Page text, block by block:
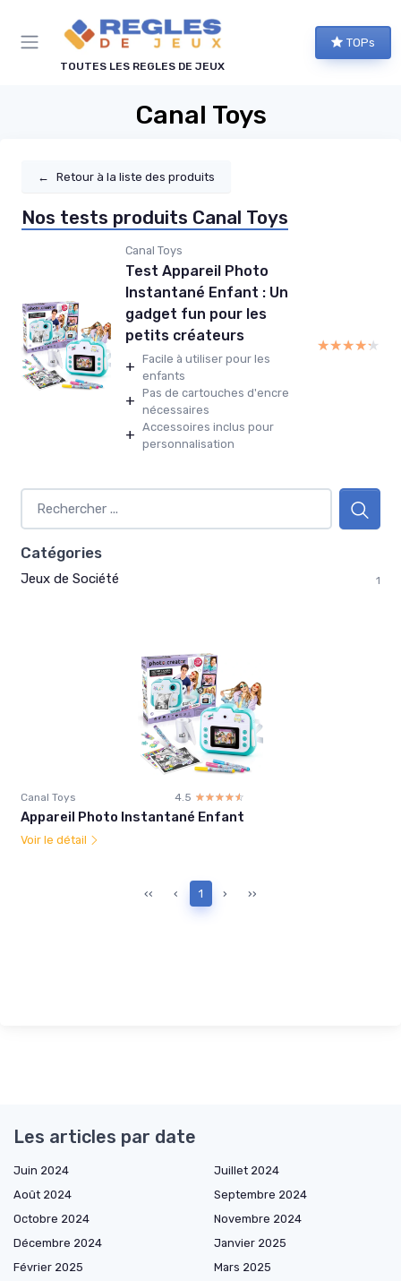
TOUTES LES REGLES DE JEUX
TOPs
Canal Toys
← Retour à la liste des produits
Nos tests produits Canal Toys
Canal Toys
Test Appareil Photo
Instantané Enfant : Un
gadget fun pour les
petits créateurs
+ Facile à utiliser pour les
enfants
+ Pas de cartouches d'encre
nécessaires
+ Accessoires inclus pour
personnalisation
★★★★★
★★★★★
Catégories
Jeux de Société 1
Canal Toys 4.5 ☆☆☆☆☆
★★★★★
Appareil Photo Instantané Enfant
Voir le détail
‹‹ ‹ 1 › ››
Les articles par date
Juin 2024
Juillet 2024
Août 2024
Septembre 2024
Octobre 2024
Novembre 2024
Décembre 2024
Janvier 2025
Février 2025
Mars 2025